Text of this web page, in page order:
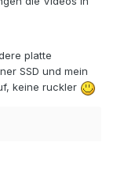
platte
SSD und mein
keine ruckler